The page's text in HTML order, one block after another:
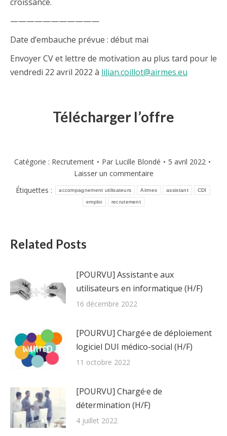
———————————
Date d’embauche prévue : début mai
Envoyer CV et lettre de motivation au plus tard pour le
vendredi 22 avril 2022 à lilian.coillot@airmes.eu
Télécharger l’offre
Catégorie : Recrutement Par Lucille Blondé
5 avril 2022
Laisser un commentaire
Étiquettes :
accompagnement utilisateurs Airmes assistant CDI
emploi recrutement
Related Posts
[POURVU] Assistant·e aux
utilisateurs en informatique (H/F)
16 décembre 2022
[POURVU] Chargé·e de déploiement
logiciel DUI médico-social (H/F)
11 octobre 2022
[POURVU] Chargé·e de
détermination (H/F)
4 juillet 2022